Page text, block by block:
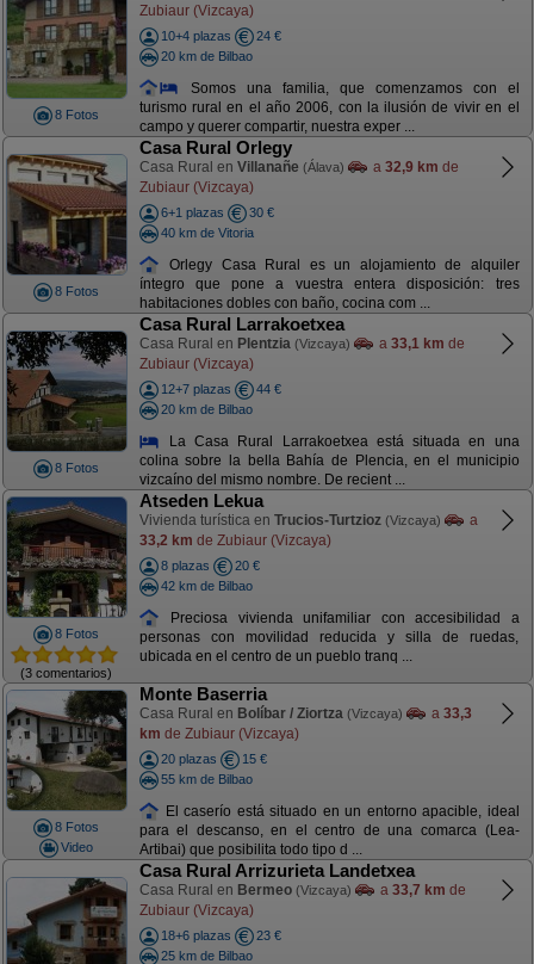
8 Fotos
Zubiaur (Vizcaya)
10+4 plazas
24 €
20 km de Bilbao
Somos una familia, que comenzamos con el
turismo rural en el año 2006, con la ilusión de vivir en el
campo y querer compartir, nuestra exper ...
8 Fotos
Casa Rural Orlegy
Casa Rural en Villanañe (Álava) a 32,9 km de
Zubiaur (Vizcaya)
6+1 plazas
30 €
40 km de Vitoria
Orlegy Casa Rural es un alojamiento de alquiler
íntegro que pone a vuestra entera disposición: tres
habitaciones dobles con baño, cocina com ...
8 Fotos
Casa Rural Larrakoetxea
Casa Rural en Plentzia (Vizcaya) a 33,1 km de
Zubiaur (Vizcaya)
12+7 plazas
44 €
20 km de Bilbao
La Casa Rural Larrakoetxea está situada en una
colina sobre la bella Bahía de Plencia, en el municipio
vizcaíno del mismo nombre. De recient ...
8 Fotos
(3 comentarios)
Atseden Lekua
Vivienda turística en Trucios-Turtzioz (Vizcaya)
a
33,2 km de Zubiaur (Vizcaya)
8 plazas
20 €
42 km de Bilbao
Preciosa vivienda unifamiliar con accesibilidad a
personas con movilidad reducida y silla de ruedas,
ubicada en el centro de un pueblo tranq ...
8 Fotos
Video
Monte Baserria
Casa Rural en Bolíbar / Ziortza (Vizcaya) a 33,3
km de Zubiaur (Vizcaya)
20 plazas
15 €
55 km de Bilbao
El caserío está situado en un entorno apacible, ideal
para el descanso, en el centro de una comarca (Lea-
Artibai) que posibilita todo tipo d ...
Casa Rural Arrizurieta Landetxea
Casa Rural en Bermeo (Vizcaya) a 33,7 km de
Zubiaur (Vizcaya)
18+6 plazas
23 €
25 km de Bilbao